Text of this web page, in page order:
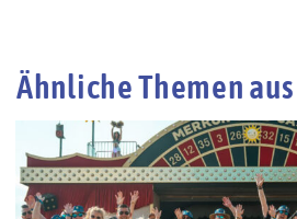
Ähnliche Themen